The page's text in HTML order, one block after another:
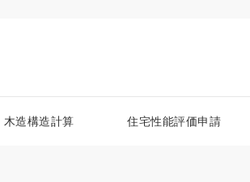
木造構造計算 住宅性能評価申請